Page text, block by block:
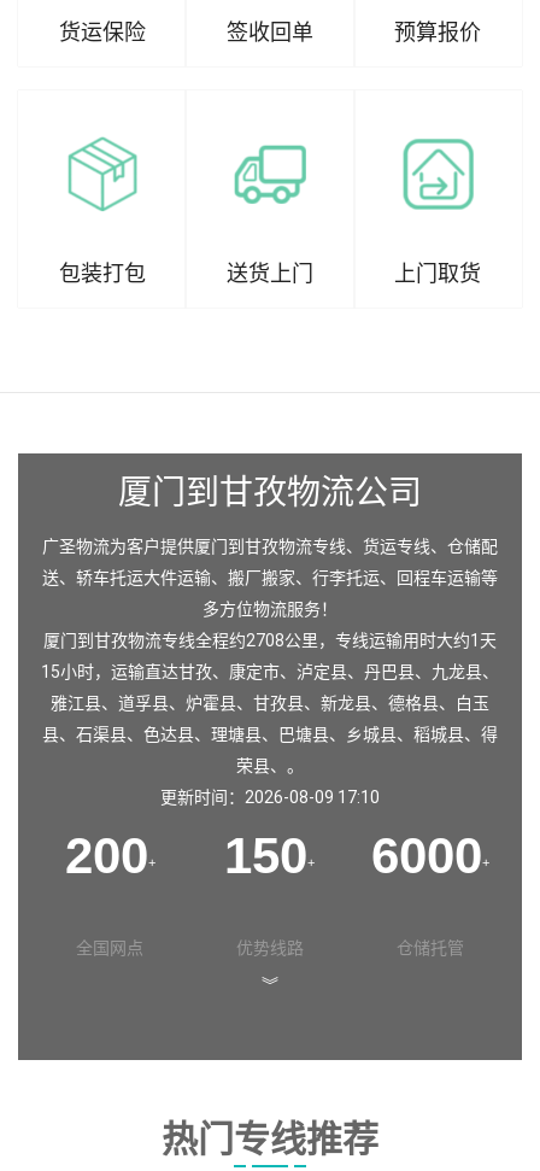
货运保险 签收回单 预算报价
包装打包 送货上门 上门取货
厦门到甘孜物流公司
广圣物流为客户提供厦门到甘孜物流专线、货运专线、仓储配
送、轿车托运大件运输、搬厂搬家、行李托运、回程车运输等
多方位物流服务！
厦门到甘孜物流专线全程约2708公里，专线运输用时大约1天
15小时，运输直达甘孜、 康定市、 泸定县、 丹巴县、 九龙县、
雅江县、 道孚县、 炉霍县、 甘孜县、 新龙县、 德格县、
白玉
县、 石渠县、 色达县、 理塘县、 巴塘县、 乡城县、 稻城县、 得
荣县、。
更新时间：2026-08-09 17:10
200+
全国网点
150+
优势线路
6000+
仓储托管
︾
热门专线推荐